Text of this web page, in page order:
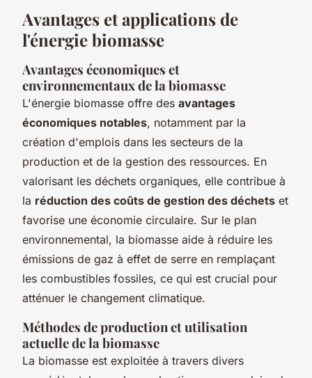
Avantages et applications de
l'énergie biomasse
Avantages économiques et
environnementaux de la biomasse
L'énergie biomasse offre des avantages
économiques notables, notamment par la
création d'emplois dans les secteurs de la
production et de la gestion des ressources. En
valorisant les déchets organiques, elle contribue à
la réduction des coûts de gestion des déchets et
favorise une économie circulaire. Sur le plan
environnemental, la biomasse aide à réduire les
émissions de gaz à effet de serre en remplaçant
les combustibles fossiles, ce qui est crucial pour
atténuer le changement climatique.
Méthodes de production et utilisation
actuelle de la biomasse
La biomasse est exploitée à travers divers